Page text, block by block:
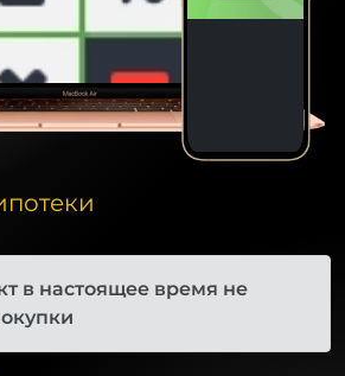
в настоящее время не